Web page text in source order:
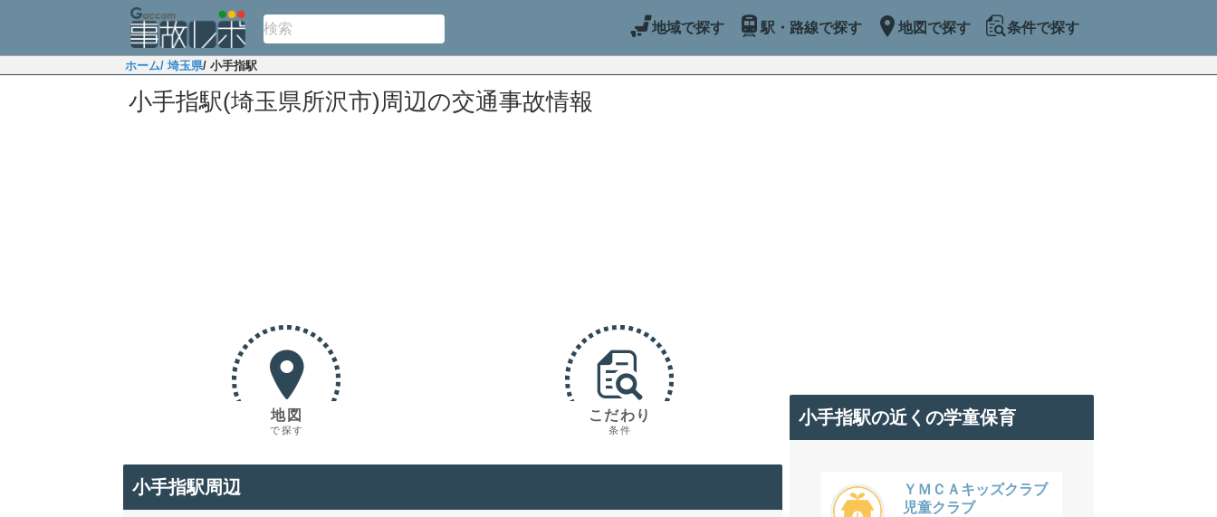
地域で探す 駅・路線で探す 地図で探す 条件で探す
ホーム/ 埼玉県/ 小手指駅
小手指駅(埼玉県所沢市)周辺の交通事故情報
地図
で探す
こだわり
条件
小手指駅周辺
小手指駅の近くの学童保育
ＹＭＣＡキッズクラブ
児童クラブ